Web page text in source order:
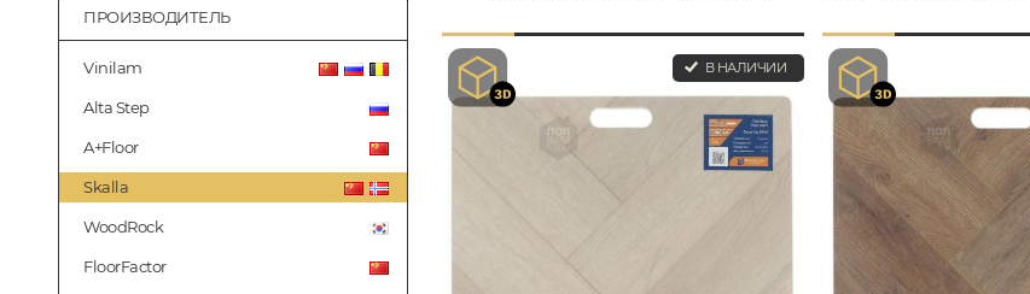
ПРОИЗВОДИТЕЛЬ
Vinilam
Alta Step
A+Floor
Skalla
WoodRock
FloorFactor
В НАЛИЧИИ